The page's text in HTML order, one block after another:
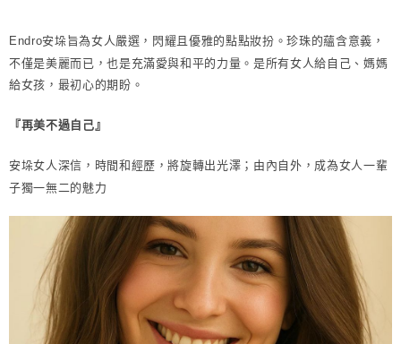
Endro安垛旨為女人嚴選，閃耀且優雅的點點妝扮。珍珠的蘊含意義，
不僅是美麗而已，也是充滿愛與和平的力量。 是所有女人給自己、媽媽
給女孩，最初心的期盼。
『再美不過自己』
安垛女人深信，時間和經歷，將旋轉出光澤； 由內自外，成為女人一輩
子獨一無二的魅力